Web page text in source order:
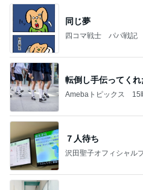
同じ夢
四コマ戦士 パパ戦記
転倒し手伝ってく
Amebaトピックス 15
７人待ち
沢田聖子オフィシャル